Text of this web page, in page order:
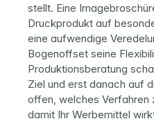
stellt. Eine
Druckprodukt auf
eine aufwendige
Bogenoffset seine
Produktionsberatung
Ziel und erst danach auf
offen, welches Verfahren
damit Ihr Werbemittel